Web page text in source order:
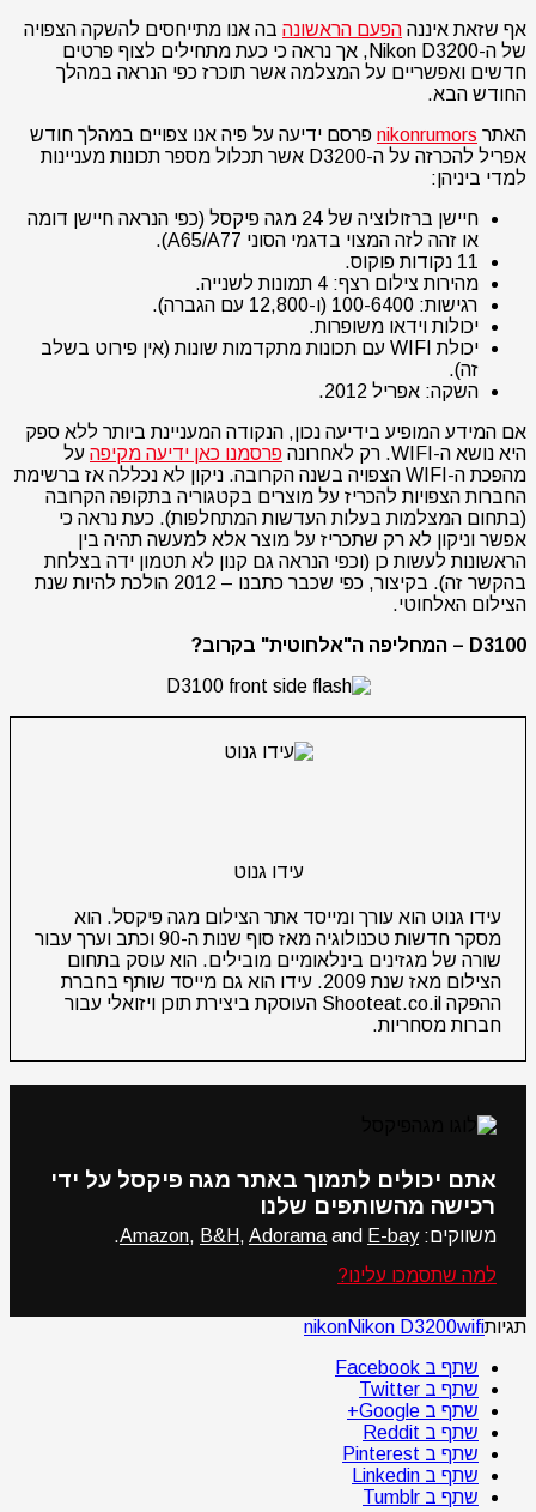
אף שזאת איננה הפעם הראשונה בה אנו מתייחסים להשקה הצפויה
של ה-Nikon D3200, אך נראה כי כעת מתחילים לצוף פרטים
חדשים ואפשריים על המצלמה אשר תוכרז כפי הנראה במהלך
החודש הבא.
האתר nikonrumors פרסם ידיעה על פיה אנו צפויים במהלך חודש
אפריל להכרזה על ה-D3200 אשר תכלול מספר תכונות מעניינות
למדי ביניהן:
חיישן ברזולוציה של 24 מגה פיקסל (כפי הנראה חיישן דומה
או זהה לזה המצוי בדגמי הסוני A65/A77).
11 נקודות פוקוס.
מהירות צילום רצף: 4 תמונות לשנייה.
רגישות: 100-6400 (ו-12,800 עם הגברה).
יכולות וידאו משופרות.
יכולת WIFI עם תכונות מתקדמות שונות (אין פירוט בשלב
זה).
השקה: אפריל 2012.
אם המידע המופיע בידיעה נכון, הנקודה המעניינת ביותר ללא ספק
היא נושא ה-WIFI. רק לאחרונה
פרסמנו כאן ידיעה מקיפה על
מהפכת ה-WIFI הצפויה בשנה הקרובה. ניקון לא נכללה אז ברשימת
החברות הצפויות להכריז על מוצרים בקטגוריה בתקופה הקרובה
(בתחום המצלמות בעלות העדשות המתחלפות). כעת נראה כי
אפשר וניקון לא רק שתכריז על מוצר אלא למעשה תהיה בין
הראשונות לעשות כן (וכפי הנראה גם קנון לא תטמון ידה בצלחת
בהקשר זה). בקיצור, כפי שכבר כתבנו – 2012 הולכת להיות שנת
הצילום האלחוטי.
D3100 – המחליפה ה"אלחוטית" בקרוב?
עידו גנוט
עידו גנוט הוא עורך ומייסד אתר הצילום מגה פיקסל. הוא
מסקר חדשות טכנולוגיה מאז סוף שנות ה-90 וכתב וערך עבור
שורה של מגזינים בינלאומיים מובילים. הוא עוסק בתחום
הצילום מאז שנת 2009. עידו הוא גם מייסד שותף בחברת
ההפקה Shooteat.co.il העוסקת ביצירת תוכן ויזואלי עבור
חברות מסחריות.
אתם יכולים לתמוך באתר מגה פיקסל על ידי
רכישה מהשותפים שלנו
משווקים: Amazon, B&H, Adorama and E-bay
.
למה שתסמכו עלינו?
תגיות nikonNikon D3200wifi
שתף ב Facebook
שתף ב Twitter
שתף ב Google+
שתף ב Reddit
שתף ב Pinterest
שתף ב Linkedin
שתף ב Tumblr